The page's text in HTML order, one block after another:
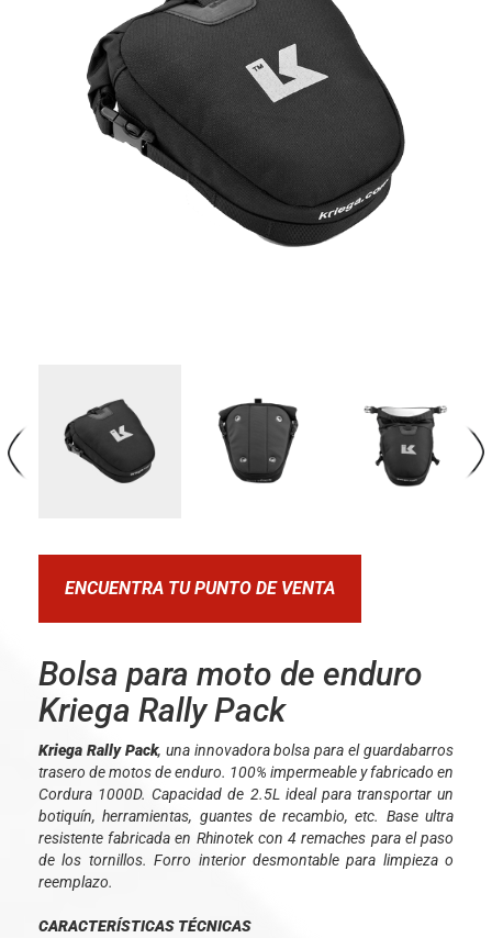
ENCUENTRA TU PUNTO DE VENTA
Bolsa para moto de enduro
Kriega Rally Pack
Kriega Rally Pack, una innovadora bolsa para el guardabarros
trasero de motos de enduro. 100% impermeable y fabricado en
Cordura 1000D. Capacidad de 2.5L ideal para transportar un
botiquín, herramientas, guantes de recambio, etc. Base ultra
resistente fabricada en Rhinotek con 4 remaches para el paso
de los tornillos. Forro interior desmontable para limpieza o
reemplazo.
CARACTERÍSTICAS TÉCNICAS